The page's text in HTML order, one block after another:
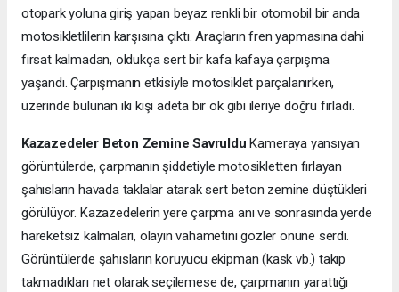
otopark yoluna giriş yapan beyaz renkli bir otomobil bir anda
motosikletlilerin karşısına çıktı. Araçların fren yapmasına dahi
fırsat kalmadan, oldukça sert bir kafa kafaya çarpışma
yaşandı. Çarpışmanın etkisiyle motosiklet parçalanırken,
üzerinde bulunan iki kişi adeta bir ok gibi ileriye doğru fırladı.
Kazazedeler Beton Zemine Savruldu Kameraya yansıyan
görüntülerde, çarpmanın şiddetiyle motosikletten fırlayan
şahısların havada taklalar atarak sert beton zemine düştükleri
görülüyor. Kazazedelerin yere çarpma anı ve sonrasında yerde
hareketsiz kalmaları, olayın vahametini gözler önüne serdi.
Görüntülerde şahısların koruyucu ekipman (kask vb.) takıp
takmadıkları net olarak seçilemese de, çarpmanın yarattığı